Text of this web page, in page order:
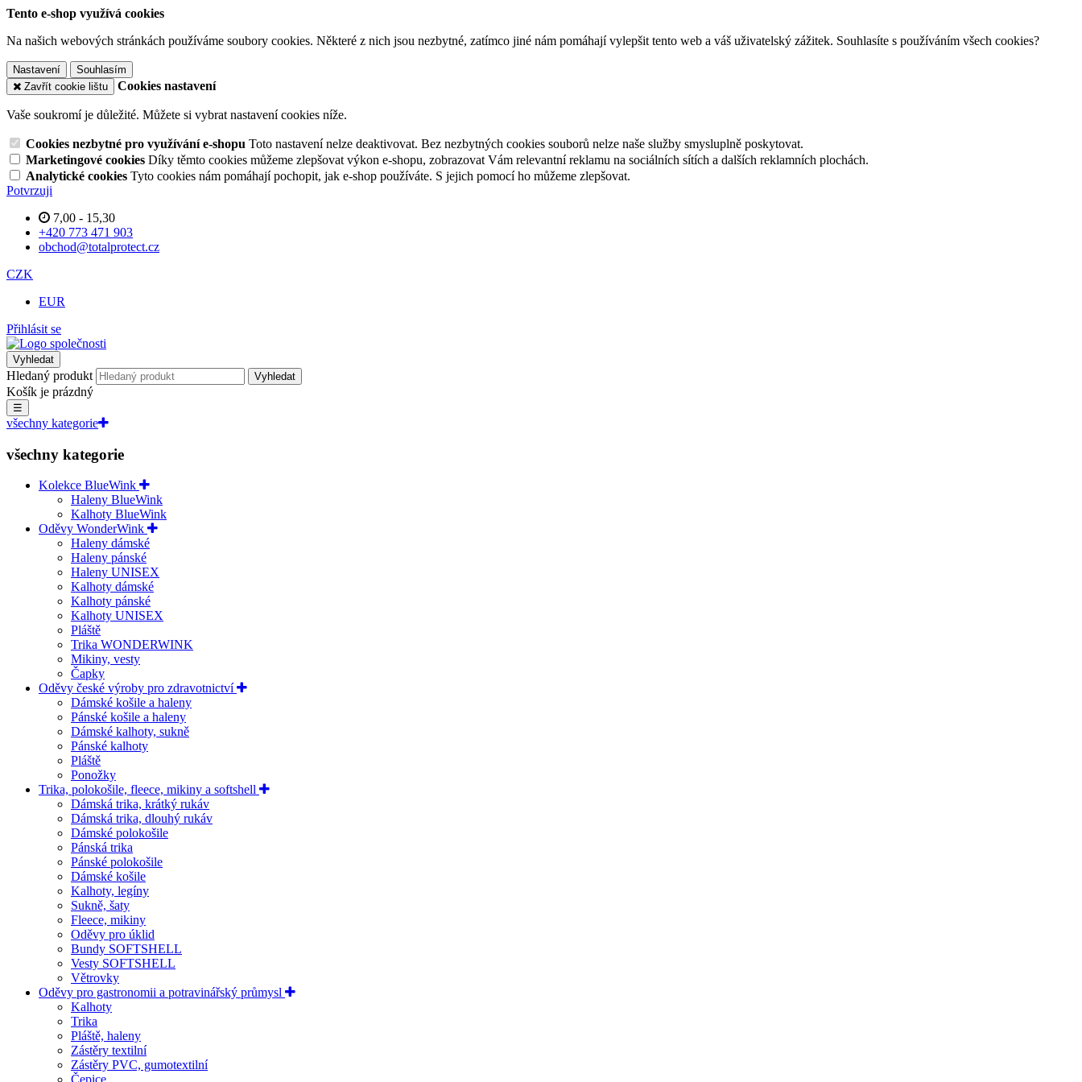
Tento e-shop využívá cookies
Na našich webových stránkách používáme soubory cookies. Některé z nich jsou nezbytné, zatímco jiné nám pomáhají vylepšit tento web a váš uživatelský zážitek. Souhlasíte s používáním všech cookies?
Nastavení
Souhlasím
Zavřít cookie lištu
Cookies nastavení
Vaše soukromí je důležité. Můžete si vybrat nastavení cookies níže.
Cookies nezbytné pro využívání e-shopu Toto nastavení nelze deaktivovat. Bez nezbytných cookies souborů nelze naše služby smysluplně poskytovat.
Marketingové cookies Díky těmto cookies můžeme zlepšovat výkon e-shopu, zobrazovat Vám relevantní reklamu na sociálních sítích a dalších reklamních plochách.
Analytické cookies Tyto cookies nám pomáhají pochopit, jak e-shop používáte. S jejich pomocí ho můžeme zlepšovat.
Potvrzuji
7,00 - 15,30
+420 773 471 903
obchod@totalprotect.cz
CZK
EUR
Přihlásit se
Vyhledat
Hledaný produkt Vyhledat
Košík je prázdný
☰
všechny kategorie
všechny kategorie
Kolekce BlueWink
Haleny BlueWink
Kalhoty BlueWink
Oděvy WonderWink
Haleny dámské
Haleny pánské
Haleny UNISEX
Kalhoty dámské
Kalhoty pánské
Kalhoty UNISEX
Pláště
Trika WONDERWINK
Mikiny, vesty
Čapky
Oděvy české výroby pro zdravotnictví
Dámské košile a haleny
Pánské košile a haleny
Dámské kalhoty, sukně
Pánské kalhoty
Pláště
Ponožky
Trika, polokošile, fleece, mikiny a softshell
Dámská trika, krátký rukáv
Dámská trika, dlouhý rukáv
Dámské polokošile
Pánská trika
Pánské polokošile
Dámské košile
Kalhoty, legíny
Sukně, šaty
Fleece, mikiny
Oděvy pro úklid
Bundy SOFTSHELL
Vesty SOFTSHELL
Větrovky
Oděvy pro gastronomii a potravinářský průmysl
Kalhoty
Trika
Pláště, haleny
Zástěry textilní
Zástěry PVC, gumotextilní